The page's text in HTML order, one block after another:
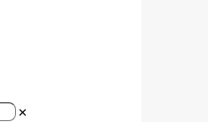
✕